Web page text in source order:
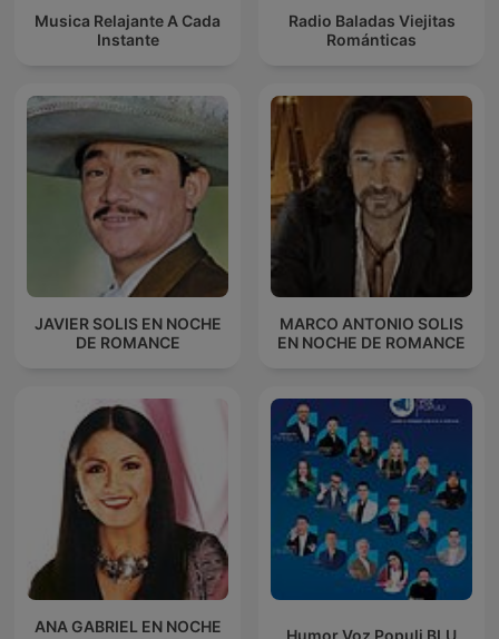
Musica Relajante A Cada
Instante
Radio Baladas Viejitas
Románticas
JAVIER SOLIS EN NOCHE
DE ROMANCE
MARCO ANTONIO SOLIS
EN NOCHE DE ROMANCE
ANA GABRIEL EN NOCHE